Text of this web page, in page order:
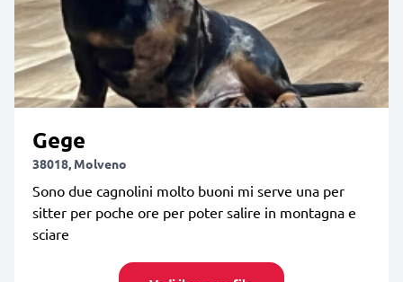
Gege
38018, Molveno
Sono due cagnolini molto buoni mi serve una per
sitter per poche ore per poter salire in montagna e
sciare